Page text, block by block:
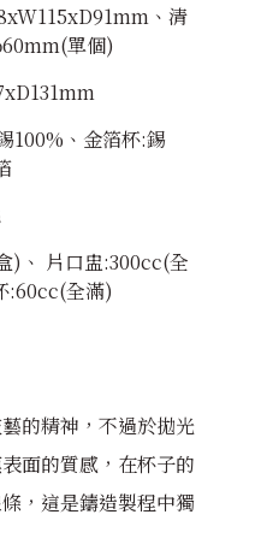
、清
單個)
100%、金箔杯:錫
)、 片口盅:300cc(全
:60cc(全滿)
的精神，不過於拋光
面的質感，在杯子的
，這是鑄造製程中獨